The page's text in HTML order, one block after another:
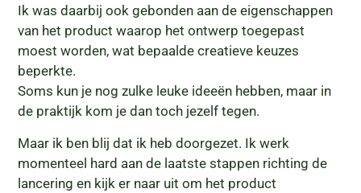
Ik was daarbij ook gebonden aan de eigenschappen
van het product waarop het ontwerp toegepast
moest worden, wat bepaalde creatieve keuzes
beperkte.
Soms kun je nog zulke leuke ideeën hebben, maar in
de praktijk kom je dan toch jezelf tegen.
Maar ik ben blij dat ik heb doorgezet. Ik werk
momenteel hard aan de laatste stappen richting de
lancering en kijk er naar uit om het product